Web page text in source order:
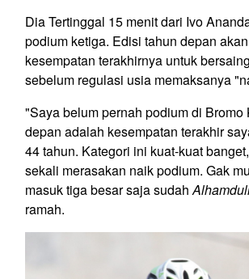
Dia Tertinggal 15 menit dari Ivo
podium ketiga. Edisi tahun depan
kesempatan terakhirnya untuk
sebelum regulasi usia memaksanya
"Saya belum pernah podium di Bromo
depan adalah kesempatan terakhir
44 tahun. Kategori ini kuat-kuat
sekali merasakan naik podium. Gak
masuk tiga besar saja sudah
ramah.